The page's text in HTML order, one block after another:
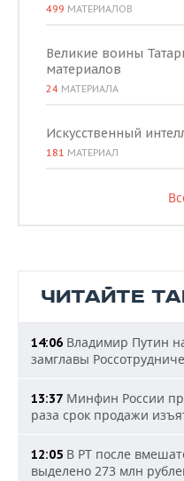
499 МАТЕРИАЛОВ
Великие воины
материалов
24 МАТЕРИАЛА
Искусственный
181 МАТЕРИАЛ
ЧИТАЙТЕ
14:06 Владимир Путин
замглавы
13:37 Минфин России
раза срок продажи
12:05 В РТ после
выделено 273 млн